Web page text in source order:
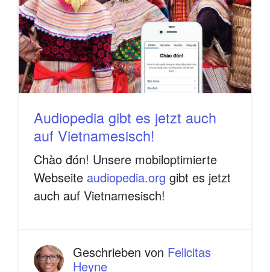
Audiopedia gibt es jetzt auch
auf Vietnamesisch!
Chào đón! Unsere mobiloptimierte
Webseite audiopedia.org gibt es jetzt
auch auf Vietnamesisch!
Geschrieben von Felicitas
Heyne